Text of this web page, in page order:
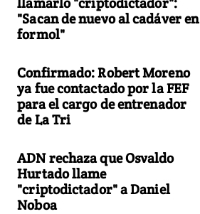
"Sacan de nuevo al cadáver en
formol"
Confirmado: Robert Moreno
ya fue contactado por la FEF
para el cargo de entrenador
de La Tri
ADN rechaza que Osvaldo
Hurtado llame
"criptodictador" a Daniel
Noboa